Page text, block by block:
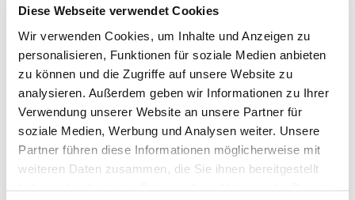
Diese Webseite verwendet Cookies
Wir verwenden Cookies, um Inhalte und Anzeigen zu
personalisieren, Funktionen für soziale Medien anbieten
zu können und die Zugriffe auf unsere Website zu
analysieren. Außerdem geben wir Informationen zu Ihrer
Verwendung unserer Website an unsere Partner für
soziale Medien, Werbung und Analysen weiter. Unsere
Partner führen diese Informationen möglicherweise mit
weiteren Daten zusammen, die Sie ihnen bereitgestellt